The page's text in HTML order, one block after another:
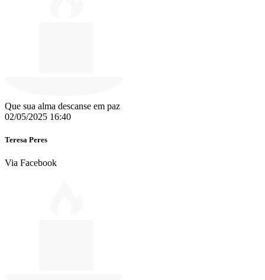
Que sua alma descanse em paz
02/05/2025 16:40
Teresa Peres
Via Facebook